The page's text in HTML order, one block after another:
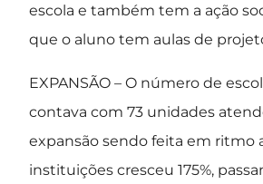
escola e também tem a ação
que o aluno tem aulas de
EXPANSÃO – O número de
contava com 73 unidades
expansão sendo feita em ritmo
instituições cresceu 175%,